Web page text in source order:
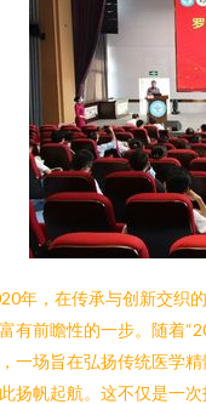
年，在传承与创新交织
有前瞻性的一步。随着
一场旨在弘扬传统医学
扬帆起航。这不仅是一